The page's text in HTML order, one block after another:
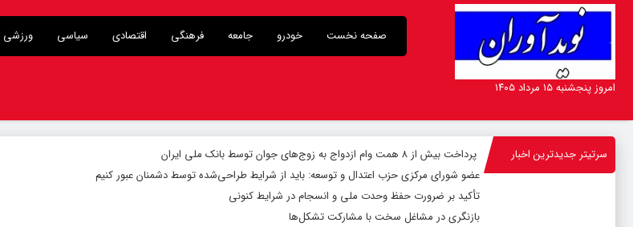
صفحه نخست خودرو جامعه فرهنگی اقتصادی سیاسی ورزشی
امروز پنجشنبه ۱۵ مرداد ۱۴۰۵
سرتیتر جدیدترین اخبار
پرداخت بیش از ۸ همت وام ازدواج به زوج‌های جوان توسط بانک ملی ایران
عضو شورای مرکزی حزب اعتدال و توسعه: باید از شرایط طراحی‌شده توسط دشمنان عبور کنیم
تأکید بر ضرورت حفظ وحدت ملی و انسجام در شرایط کنونی
بازنگری در مشاغل سخت با مشارکت تشکل‌ها